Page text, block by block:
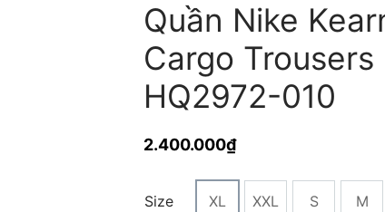
Quần Nike
Cargo Trousers
HQ2972-010
2.400.000₫
Size XL XXL S M